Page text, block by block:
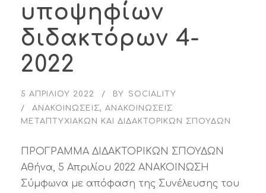
υποψηφίων
διδακτόρων 4-
2022
5 ΑΠΡΙΛΊΟΥ 2022 BY
SOCIALITY
ΑΝΑΚΟΙΝΏΣΕΙΣ, ΑΝΑΚΟΙΝΏΣΕΙΣ
ΜΕΤΑΠΤΥΧΙΑΚΏΝ ΚΑΙ ΔΙΔΑΚΤΟΡΙΚΏΝ ΣΠΟΥΔΏΝ
ΠΡΟΓΡΑΜΜΑ ΔΙΔΑΚΤΟΡΙΚΩΝ ΣΠΟΥΔΩΝ
Αθήνα, 5 Απριλίου 2022 ΑΝΑΚΟΙΝΩΣΗ
Σύμφωνα με απόφαση της Συνέλευσης του